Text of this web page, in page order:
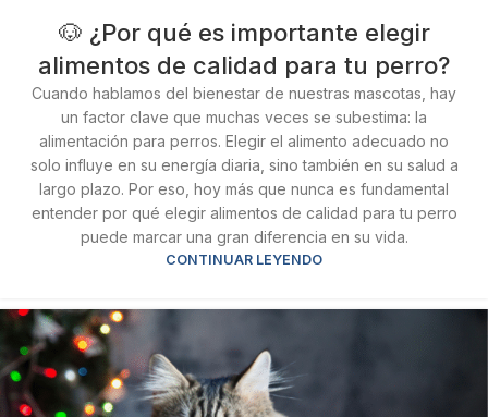
🐶 ¿Por qué es importante elegir
alimentos de calidad para tu perro?
Cuando hablamos del bienestar de nuestras mascotas, hay
un factor clave que muchas veces se subestima: la
alimentación para perros. Elegir el alimento adecuado no
solo influye en su energía diaria, sino también en su salud a
largo plazo. Por eso, hoy más que nunca es fundamental
entender por qué elegir alimentos de calidad para tu perro
puede marcar una gran diferencia en su vida.
CONTINUAR LEYENDO